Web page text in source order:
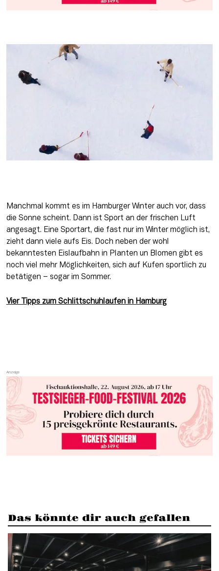
Manchmal kommt es im Hamburger Winter auch vor, dass
die Sonne scheint. Dann ist Sport an der frischen Luft
angesagt. Eine Sportart, die fast nur im Winter möglich ist,
zieht dann viele aufs Eis. Doch neben der wohl
bekanntesten Eislaufbahn in Planten un Blomen gibt es
noch viel mehr Möglichkeiten, sich auf Kufen sportlich zu
betätigen – sogar im Sommer.
Vier Tipps zum Schlittschuhlaufen in Hamburg
Das könnte dir auch gefallen